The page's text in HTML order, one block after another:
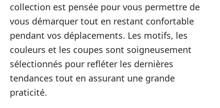
collection est pensée pour vous permettre de
vous démarquer tout en restant confortable
pendant vos déplacements. Les motifs, les
couleurs et les coupes sont soigneusement
sélectionnés pour refléter les dernières
tendances tout en assurant une grande
praticité.